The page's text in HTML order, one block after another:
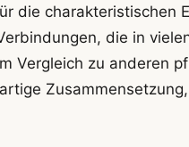
die charakteristischen
die in
Vergleich zu anderen